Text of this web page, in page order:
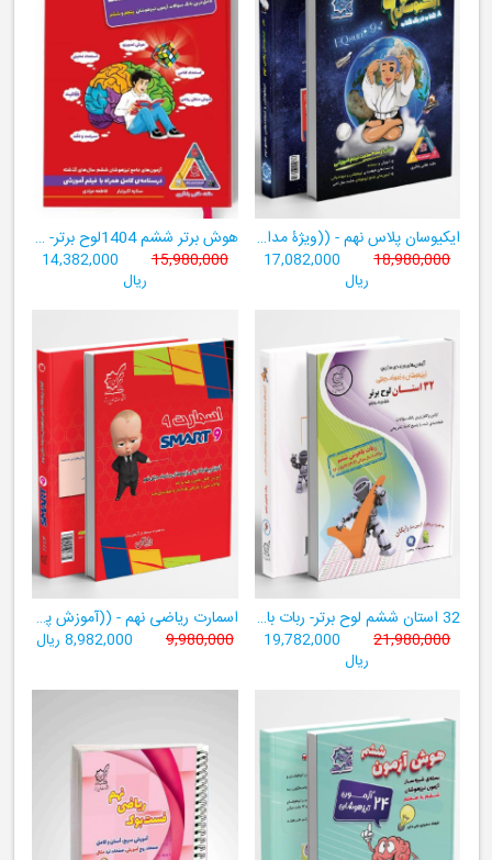
ایکیوسان پلاس نهم - ((ویژۀ مدارس نمونه دولتی، تیزهوشان و سمپاد+ فیلم‌های آموزشی+سامانۀ آزمون‌ساز رایگان))
18,980,000
17,082,000
ریال
هوش برتر ششم 1404لوح برتر- ((ویژۀ آزمون تیزهوشان پایۀ ششم+ فیلم آموزشی + سامانۀ آزمون‌ساز رایگان))
15,980,000
14,382,000
ریال
32 استان ششم لوح برتر- ربات باهوش ششم ((به همراه سامانۀ آزمون‌ساز رایگان))
21,980,000
19,782,000
ریال
اسمارت ریاضی نهم - ((آموزش پیشرفتۀ ریاضی تیزهوشان و نمونه‌دولتی نهم+ سامانۀ آزمون‌ساز آنلاین))
9,980,000 8,982,000 ریال